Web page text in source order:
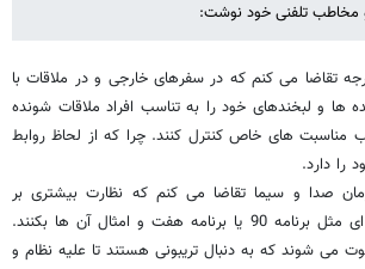
مخاطب تلفنی خود نوشت:
تقاضا می کنم که در سفرهای خارجی و در ملاقات با
و لبخندهای خود را به تناسب افراد ملاقات شونده
مناسبت های خاص کنترل کنند. چرا که از لحاظ روابط
را دارد.
صدا و سیما تقاضا می کنم که نظارت بیشتری بر
عملکرد برنامه های زنده ای مثل برنامه 90 یا برنامه هفت و امثال آن ها بکنند.
می شوند که به دنبال تریبونی هستند تا علیه نظام و